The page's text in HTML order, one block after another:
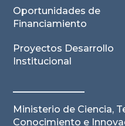
Oportunidades de
Financiamiento
Proyectos Desarrollo
Institucional
Ministerio de Ciencia,
Conocimiento e